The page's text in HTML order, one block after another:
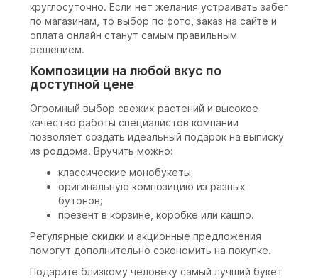
круглосуточно. Если нет желания устраивать забег
по магазинам, то выбор по фото, заказ на сайте и
оплата онлайн станут самым правильным
решением.
Композиции на любой вкус по
доступной цене
Огромный выбор свежих растений и высокое
качество работы специалистов компании
позволяет создать идеальный подарок на выписку
из роддома. Вручить можно:
классические монобукеты;
оригинальную композицию из разных
бутонов;
презент в корзине, коробке или кашпо.
Регулярные скидки и акционные предложения
помогут дополнительно сэкономить на покупке.
Подарите близкому человеку самый лучший букет